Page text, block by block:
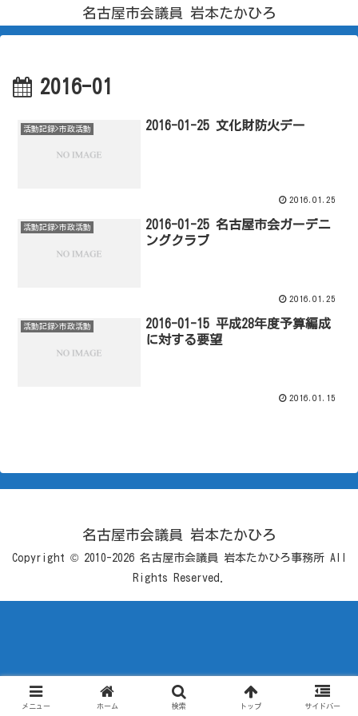
名古屋市会議員 岩本たかひろ
2016-01
活動記録>市政活動 2016-01-25 文化財防火デー
2016.01.25
活動記録>市政活動
2016-01-25 名古屋市会ガーデニ
ングクラブ
2016.01.25
活動記録>市政活動
2016-01-15 平成28年度予算編成
に対する要望
2016.01.15
名古屋市会議員 岩本たかひろ
Copyright © 2010-2026 名古屋市会議員 岩本たかひろ事務所 All
Rights Reserved.
メニュー ホーム 検索 トップ サイドバー